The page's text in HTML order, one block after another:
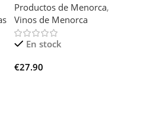
Productos de Menorca,
Vinos de Menorca
En stock
€27.90